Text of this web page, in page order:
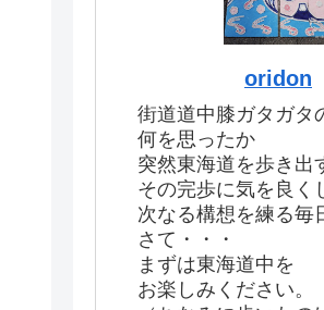
oridon
街道道中膝ガタガタ
何を思ったか
突然東海道を歩き出
その完歩に気を良く
次なる構想を練る毎
さて・・・
まずは東海道中を
お楽しみください。